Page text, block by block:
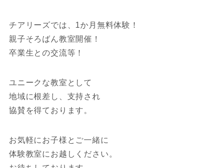
チアリーズでは、1か月無料体験！
親子そろばん教室開催！
卒業生との交流等！
ユニークな教室として
地域に根差し、支持され
協賛を得ております。
お気軽にお子様とご一緒に
体験教室にお越しください。